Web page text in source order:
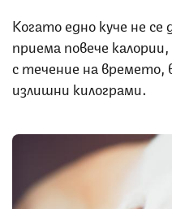
Когато едно куче не
приема повече
с течение на времето,
излишни килограми.